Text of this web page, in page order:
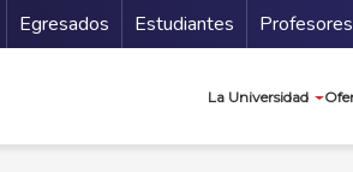
Secundario
Egresados Estudiantes Profesores
La Universidad